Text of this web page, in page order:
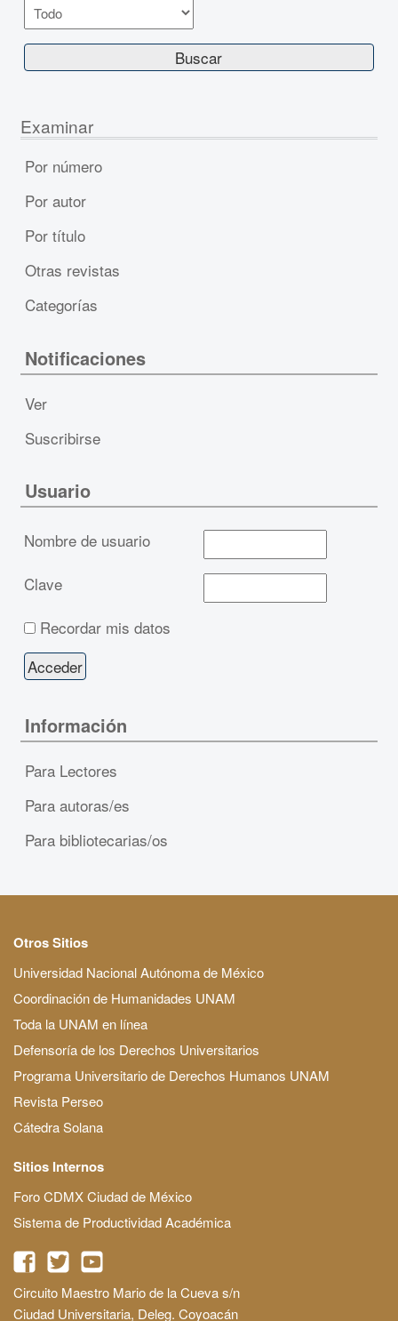
Examinar
Por número
Por autor
Por título
Otras revistas
Categorías
Notificaciones
Ver
Suscribirse
Usuario
Nombre de usuario
Clave
Recordar mis datos
Información
Para Lectores
Para autoras/es
Para bibliotecarias/os
Otros Sitios
Universidad Nacional Autónoma de México
Coordinación de Humanidades UNAM
Toda la UNAM en línea
Defensoría de los Derechos Universitarios
Programa Universitario de Derechos Humanos UNAM
Revista Perseo
Cátedra Solana
Sitios Internos
Foro CDMX Ciudad de México
Sistema de Productividad Académica
Circuito Maestro Mario de la Cueva s/n
Ciudad Universitaria, Deleg. Coyoacán